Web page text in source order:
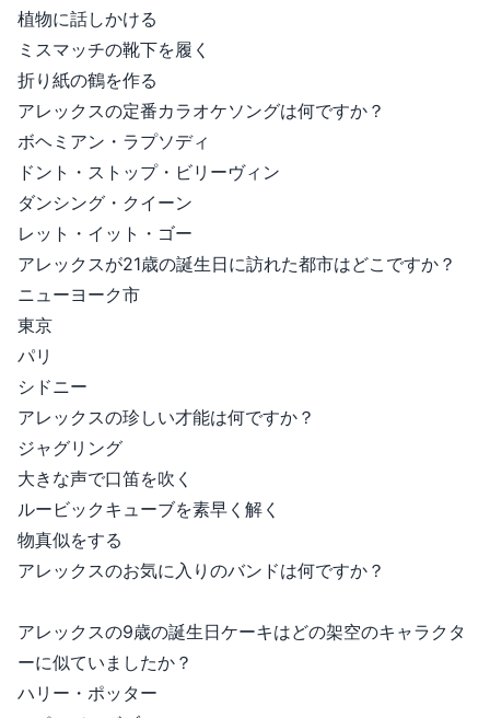
植物に話しかける
ミスマッチの靴下を履く
折り紙の鶴を作る
アレックスの定番カラオケソングは何ですか？
ボヘミアン・ラプソディ
ドント・ストップ・ビリーヴィン
ダンシング・クイーン
レット・イット・ゴー
アレックスが21歳の誕生日に訪れた都市はどこですか？
ニューヨーク市
東京
パリ
シドニー
アレックスの珍しい才能は何ですか？
ジャグリング
大きな声で口笛を吹く
ルービックキューブを素早く解く
物真似をする
アレックスのお気に入りのバンドは何ですか？
アレックスの9歳の誕生日ケーキはどの架空のキャラクタ
ーに似ていましたか？
ハリー・ポッター